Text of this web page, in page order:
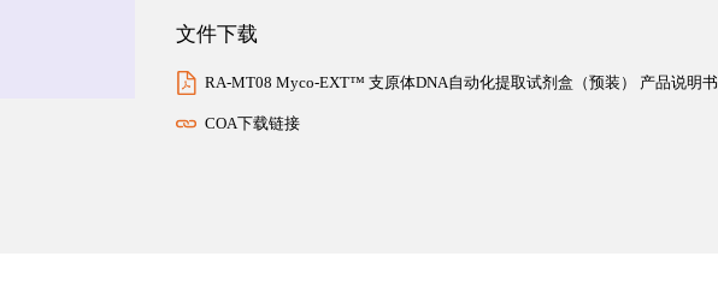
文件下载
RA-MT08 Myco-EXT™ 支原体DNA自动化提取试剂盒（预装） 产品说明书
COA下载链接